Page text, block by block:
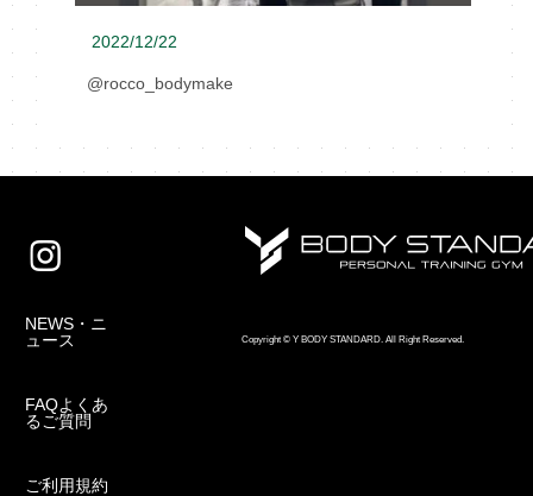
2022/12/22
@rocco_bodymake
NEWS・ニ
ュース
FAQよくあ
るご質問
ご利用規約
Copyright © Y BODY STANDARD. All Right Reserved.